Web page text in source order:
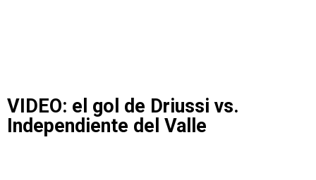
VIDEO: el gol de Driussi vs.
Independiente del Valle